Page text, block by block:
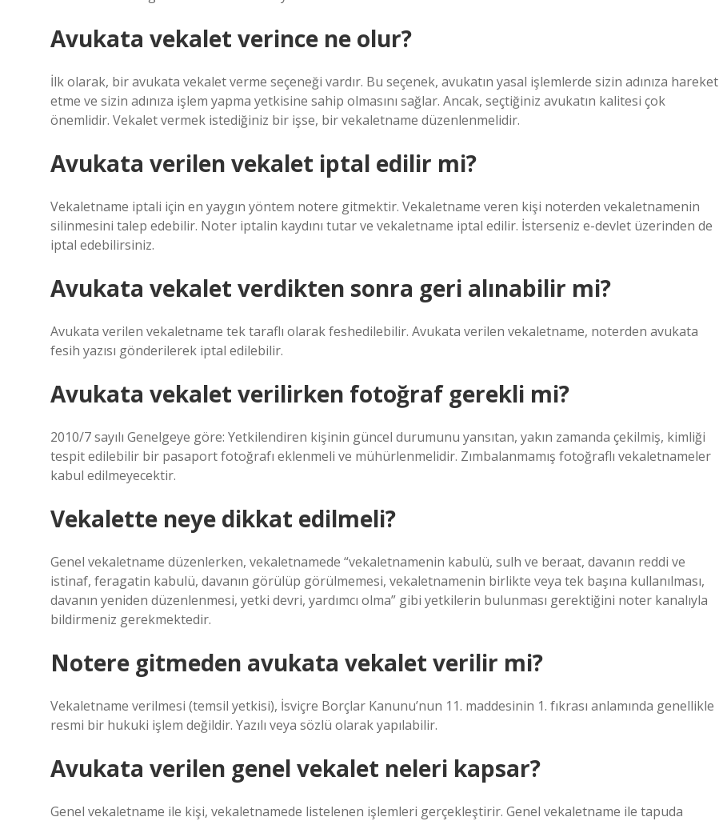
Avukata vekalet verince ne olur?
İlk olarak, bir avukata vekalet verme seçeneği vardır. Bu seçenek, avukatın yasal işlemlerde sizin adınıza hareket
etme ve sizin adınıza işlem yapma yetkisine sahip olmasını sağlar. Ancak, seçtiğiniz avukatın kalitesi çok
önemlidir. Vekalet vermek istediğiniz bir işse, bir vekaletname düzenlenmelidir.
Avukata verilen vekalet iptal edilir mi?
Vekaletname iptali için en yaygın yöntem notere gitmektir. Vekaletname veren kişi noterden vekaletnamenin
silinmesini talep edebilir. Noter iptalin kaydını tutar ve vekaletname iptal edilir. İsterseniz e-devlet üzerinden de
iptal edebilirsiniz.
Avukata vekalet verdikten sonra geri alınabilir mi?
Avukata verilen vekaletname tek taraflı olarak feshedilebilir. Avukata verilen vekaletname, noterden avukata
fesih yazısı gönderilerek iptal edilebilir.
Avukata vekalet verilirken fotoğraf gerekli mi?
2010/7 sayılı Genelgeye göre: Yetkilendiren kişinin güncel durumunu yansıtan, yakın zamanda çekilmiş, kimliği
tespit edilebilir bir pasaport fotoğrafı eklenmeli ve mühürlenmelidir. Zımbalanmamış fotoğraflı vekaletnameler
kabul edilmeyecektir.
Vekalette neye dikkat edilmeli?
Genel vekaletname düzenlerken, vekaletnamede “vekaletnamenin kabulü, sulh ve beraat, davanın reddi ve
istinaf, feragatin kabulü, davanın görülüp görülmemesi, vekaletnamenin birlikte veya tek başına kullanılması,
davanın yeniden düzenlenmesi, yetki devri, yardımcı olma” gibi yetkilerin bulunması gerektiğini noter kanalıyla
bildirmeniz gerekmektedir.
Notere gitmeden avukata vekalet verilir mi?
Vekaletname verilmesi (temsil yetkisi), İsviçre Borçlar Kanunu’nun 11. maddesinin 1. fıkrası anlamında genellikle
resmi bir hukuki işlem değildir. Yazılı veya sözlü olarak yapılabilir.
Avukata verilen genel vekalet neleri kapsar?
Genel vekaletname ile kişi, vekaletnamede listelenen işlemleri gerçekleştirir. Genel vekaletname ile tapuda